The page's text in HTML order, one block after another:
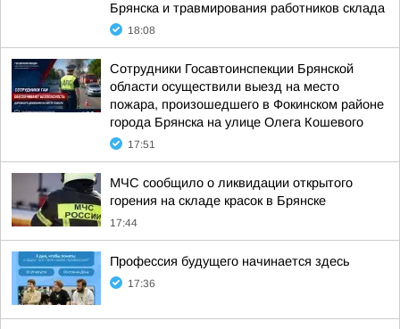
Брянска и травмирования работников склада
18:08
Сотрудники Госавтоинспекции Брянской
области осуществили выезд на место
пожара, произошедшего в Фокинском районе
города Брянска на улице Олега Кошевого
17:51
МЧС сообщило о ликвидации открытого
горения на складе красок в Брянске
17:44
Профессия будущего начинается здесь
17:36